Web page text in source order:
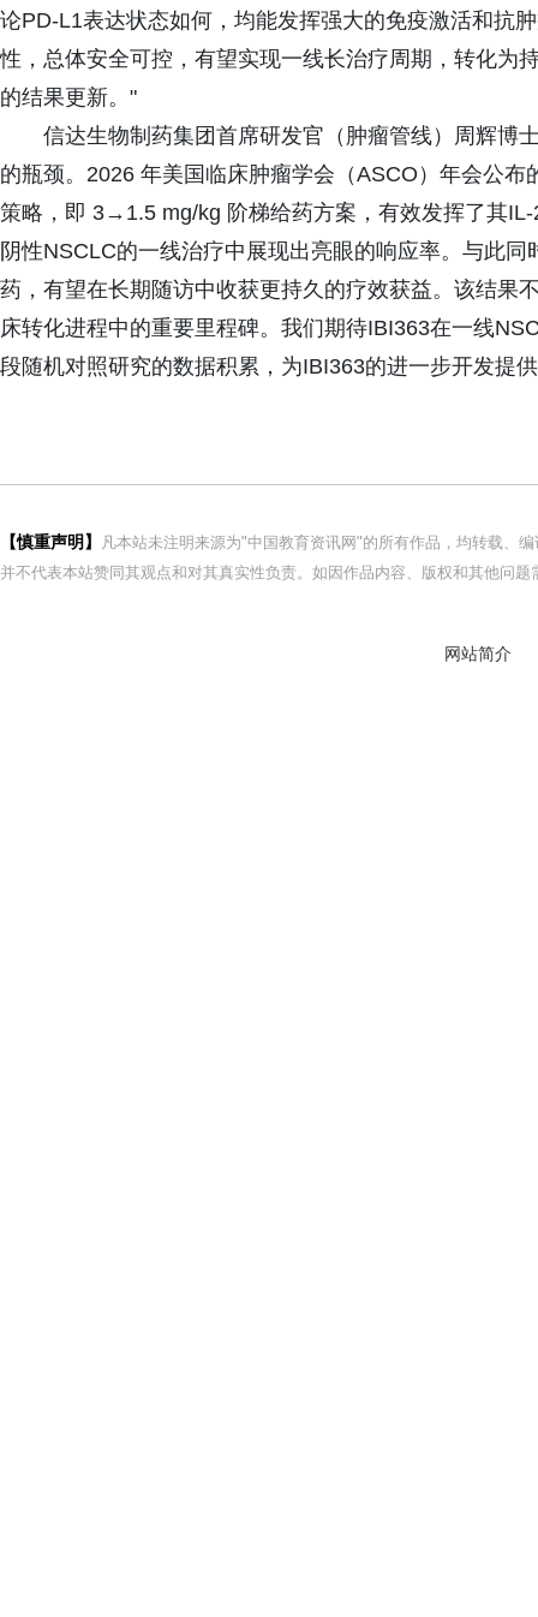
论PD-L1表达状态如何，均能发挥强大的免疫激活和抗
性，总体安全可控，有望实现一线长治疗周期，转化为
的结果更新。"
信达生物制药集团首席研发官（肿瘤管线）周辉博
的瓶颈。2026 年美国临床肿瘤学会（ASCO）年会公
策略，即 3→1.5 mg/kg 阶梯给药方案，有效发挥了其
阴性NSCLC的一线治疗中展现出亮眼的响应率。与此
药，有望在长期随访中收获更持久的疗效获益。该结果
床转化进程中的重要里程碑。我们期待IBI363在一线
段随机对照研究的数据积累，为IBI363的进一步开发提
【慎重声明】
凡本站未注明来源为"中国教育资讯网"的所有作品，均转载、
并不代表本站赞同其观点和对其真实性负责。如因作品内容、版权和其他问
网站简介